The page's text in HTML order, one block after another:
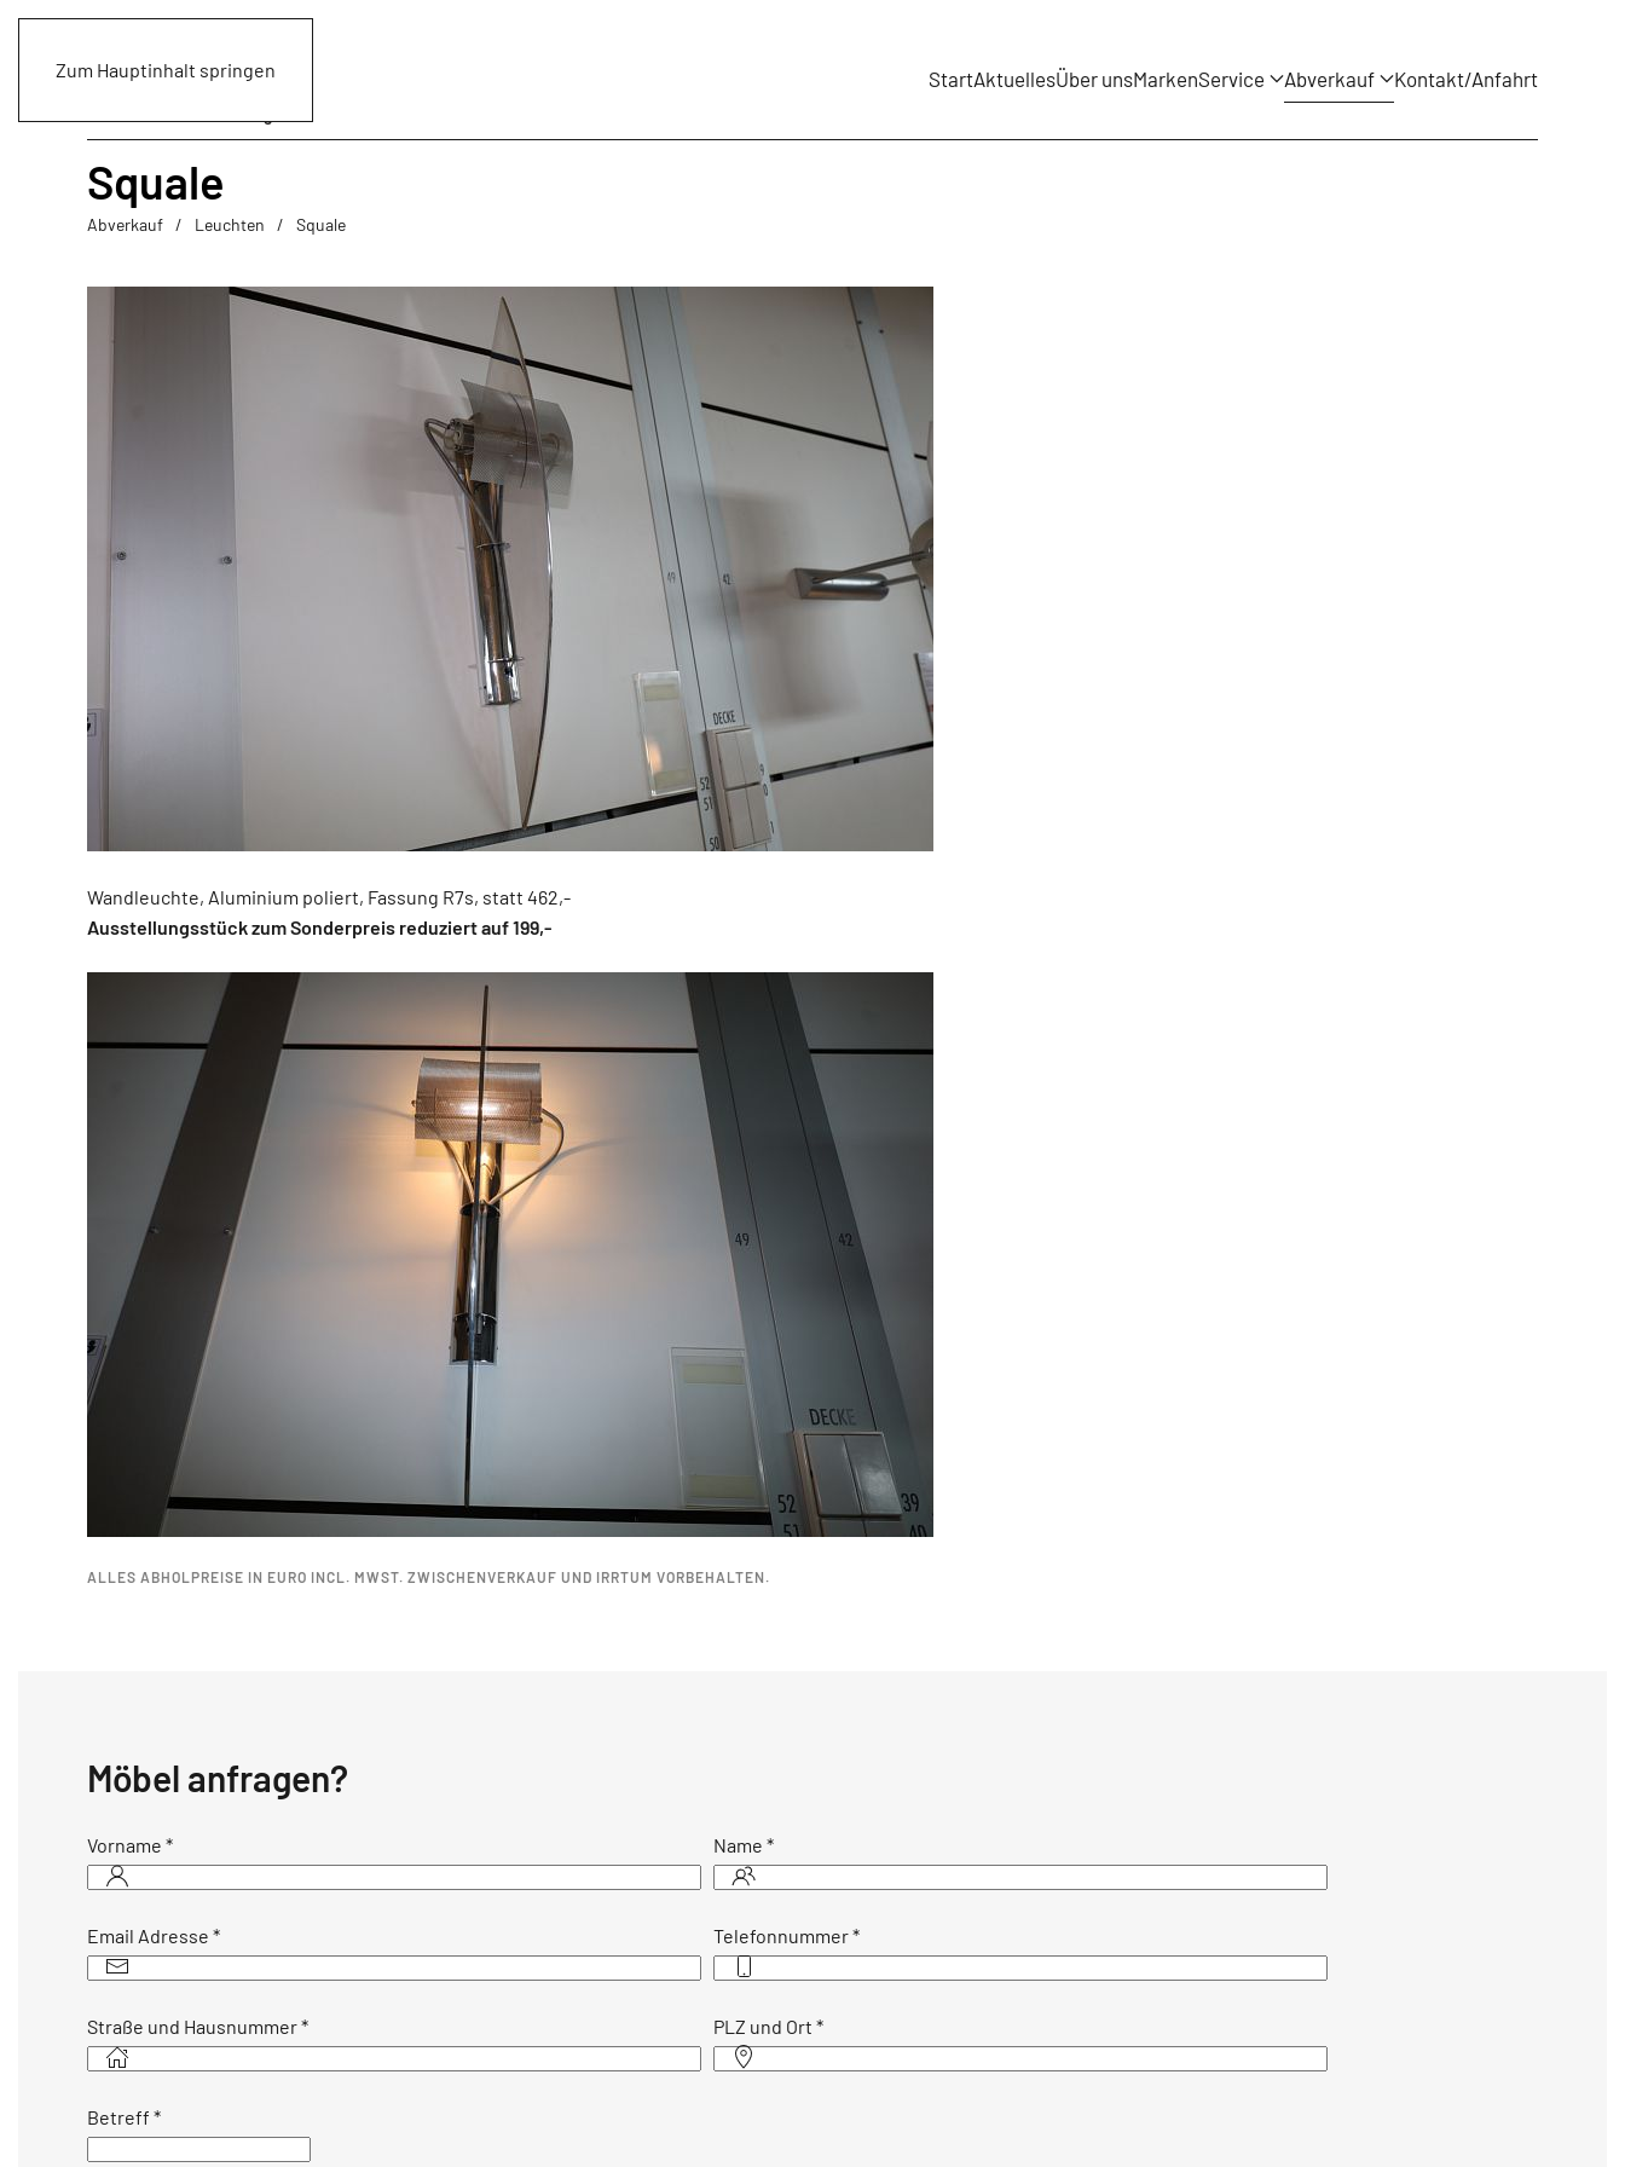
Zum Hauptinhalt springen StartAktuellesÜber unsMarkenService Abverkauf Kontakt/Anfahrt
Squale
Abverkauf Leuchten Squale
Wandleuchte, Aluminium poliert, Fassung R7s, statt 462,-
Ausstellungsstück zum Sonderpreis reduziert auf 199,-
ALLES ABHOLPREISE IN EURO INCL. MWST. ZWISCHENVERKAUF UND IRRTUM VORBEHALTEN.
Möbel anfragen?
Vorname * Name *
Email Adresse * Telefonnummer*
Straße und Hausnummer* PLZ und Ort *
Betreff *